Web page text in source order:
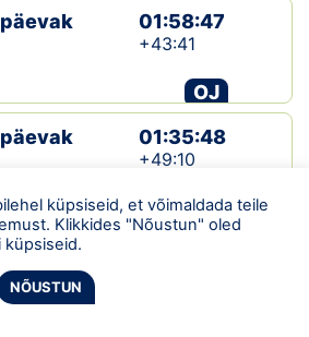
01:58:47
+43:41
OJ
01:35:48
+49:10
OJ
küpsiseid, et võimaldada teile
Klikkides "Nõustun" oled
küpsiseid.
NÕUSTUN